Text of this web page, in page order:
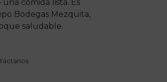
comida lista. Es
Bodegas Mezquita,
saludable.